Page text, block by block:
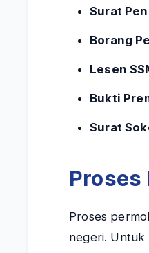
Surat
Borang
Lesen
Bukti
Surat
Proses
Proses
negeri. Untuk